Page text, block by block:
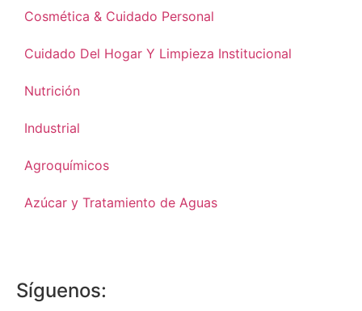
Cosmética & Cuidado Personal
Cuidado Del Hogar Y Limpieza Institucional
Nutrición
Industrial
Agroquímicos
Azúcar y Tratamiento de Aguas
Síguenos: